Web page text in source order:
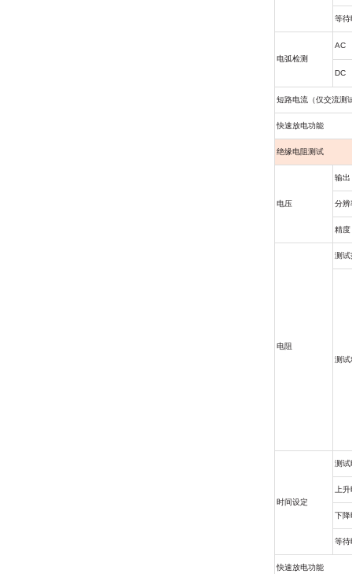
等待
电弧检测
AC
DC
短路电流（仅交流测
快速放电功能
绝缘电阻测试
电压
输出
分辨
精度
电阻
测试
测试
时间设定
测试
上
下降
等待
快速放电功能